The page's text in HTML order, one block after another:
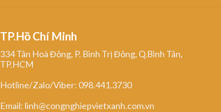
TP.Hồ Chí Minh
334 Tân Hoà Đông, P. Bình Trị Đông, Q.Bình Tân,
TP.HCM
Hotline/Zalo/Viber: 098.441.3730
Email: linh@congnghiepvietxanh.com.vn